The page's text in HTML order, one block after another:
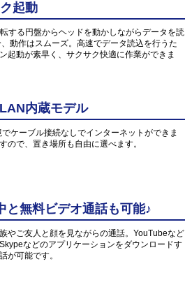
起動
する円盤からヘッドを動かしながらデータを読
動作はスムーズ。高速でデータ読込を行うた
起動が素早く、サクサク快適に作業ができま
内蔵モデル
ケーブル接続なしでインターネットができま
ので、置き場所も自由に選べます。
と無料ビデオ通話も可能♪
やご友人と顔を見ながらの通話。YouTubeなど
などのアプリケーションをダウンロードす
が可能です。